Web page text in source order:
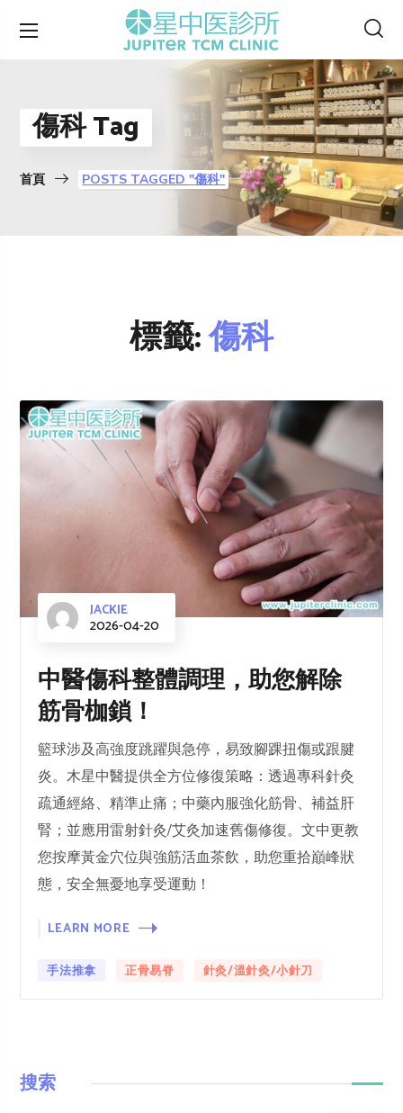
傷科 Tag
首頁 POSTS TAGGED "傷科"
標籤:傷科
JACKIE
2026-04-20
中醫傷科整體調理，助您解除
筋骨枷鎖！
籃球涉及高強度跳躍與急停，易致腳踝扭傷或跟腱
炎。木星中醫提供全方位修復策略：透過專科針灸
疏通經絡、精準止痛；中藥內服強化筋骨、補益肝
腎；並應用雷射針灸/艾灸加速舊傷修復。文中更教
您按摩黃金穴位與強筋活血茶飲，助您重拾巔峰狀
態，安全無憂地享受運動！
LEARN MORE
手法推拿 正骨易脊 針灸/溫針灸/小針刀
搜索